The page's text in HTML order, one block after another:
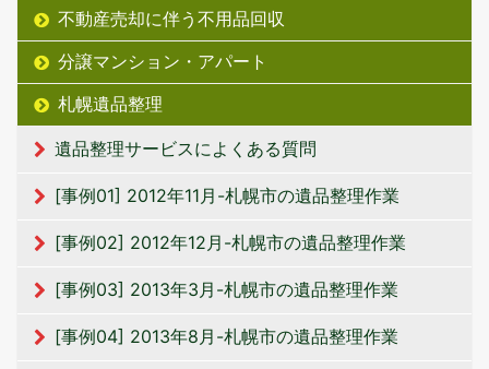
不動産売却に伴う不用品回収
分譲マンション・アパート
札幌遺品整理
遺品整理サービスによくある質問
[事例01] 2012年11月-札幌市の遺品整理作業
[事例02] 2012年12月-札幌市の遺品整理作業
[事例03] 2013年3月-札幌市の遺品整理作業
[事例04] 2013年8月-札幌市の遺品整理作業